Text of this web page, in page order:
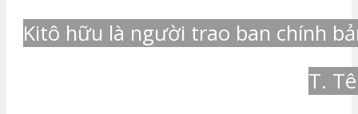
Kitô hữu là người trao ban chính
T.